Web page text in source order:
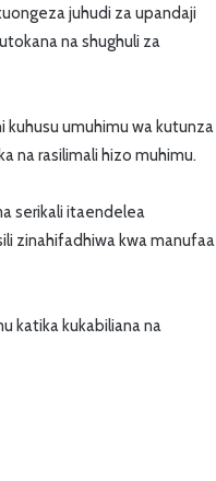
juhudi za upandaji
na shughuli za
kuhusu umuhimu wa kutunza
na rasilimali hizo muhimu.
serikali itaendelea
zinahifadhiwa kwa manufaa
katika kukabiliana na